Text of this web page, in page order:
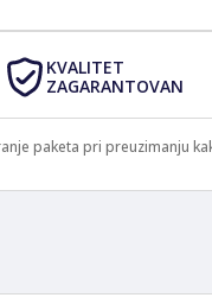
KVALITET
ZAGARANTOVAN
paketa pri preuzimanju